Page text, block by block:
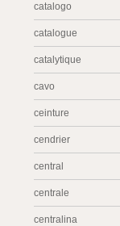
catalogo
catalogue
catalytique
cavo
ceinture
cendrier
central
centrale
centralina